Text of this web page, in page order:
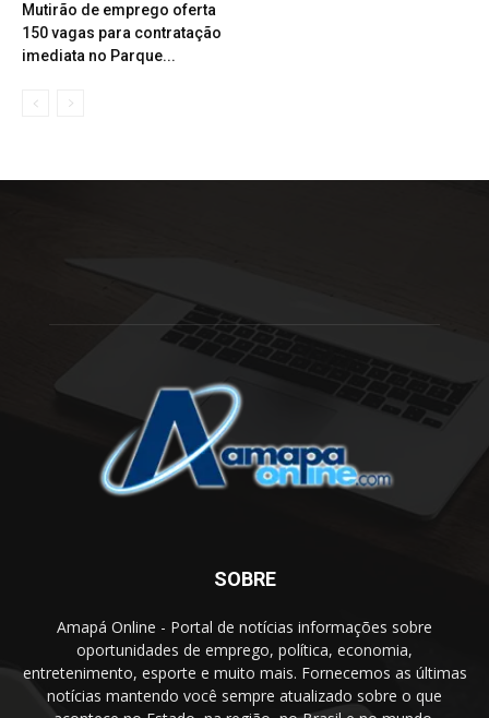
Mutirão de emprego oferta
150 vagas para contratação
imediata no Parque...
SOBRE
Amapá Online - Portal de notícias informações sobre
oportunidades de emprego, política, economia,
entretenimento, esporte e muito mais. Fornecemos as últimas
notícias mantendo você sempre atualizado sobre o que